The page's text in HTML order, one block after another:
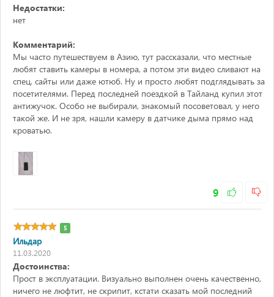
Недостатки:
нет
Комментарий:
Мы часто путешествуем в Азию, тут рассказали, что местные
любят ставить камеры в номера, а потом эти видео сливают на
спец. сайты или даже ютюб. Ну и просто любят подглядывать за
посетителями. Перед последней поездкой в Тайланд купил этот
антижучок. Особо не выбирали, знакомый посоветовал, у него
такой же. И не зря, нашли камеру в датчике дыма прямо над
кроватью.
9
5
Ильдар
11.03.2020
Достоинства:
Прост в эксплуатации. Визуально выполнен очень качественно,
ничего не люфтит, не скрипит, кстати сказать мой последний